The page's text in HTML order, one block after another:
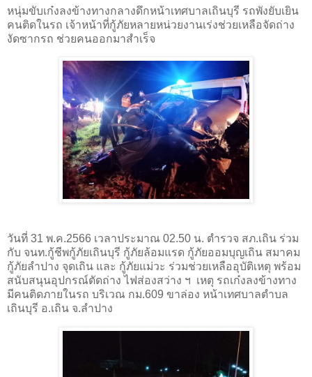
หนุ่มขับเก๋งลงข้างทางกลางดึกหน้าเทศบาลเถินบุรี รถพังยับเยิน
คนติดในรถ เจ้าหน้าที่กู้ภัยหลายหน่วยงานเร่งช่วยเหลือจัดถ่าง
งัดซากรถ ช่วยคนออกมาสำเร็จ
วันที่ 31 พ.ค.2566 เวลาประมาณ 02.50 น. ตำรวจ สภ.เถิน ร่วม
กับ จนท.กู้ชีพกู้ภัยเถินบุรี กู้ภัยล้อมแรด กู้ภัยออมบุญเถิน สมาคม
กู้ภัยลำปาง จุดเถิน และ กู้ภัยแม่วะ ร่วมช่วยเหลืออุบัติเหตุ พร้อม
สนับสนุนอุปกรณ์ตัดถ่าง ไฟส่องสว่าง ฯ เหตุ รถเก๋งลงข้างทาง
มีคนติดภายในรถ บริเวณ กม.609 ขาล่อง หน้าเทศบาลตำบล
เถินบุรี อ.เถิน จ.ลำปาง